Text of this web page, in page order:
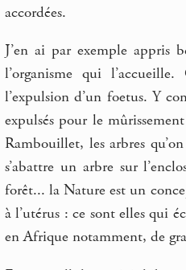
accordées.
J’en ai par exemple appris
l’organisme qui
l’expulsion d’un foetus. Y
expulsés pour le
Rambouillet, les arbres
s’abattre un arbre sur
forêt... la Nature est un
à l’utérus : ce sont elles qui
en Afrique notamment, de